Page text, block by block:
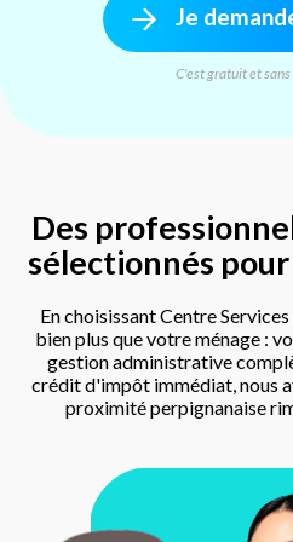
Je
C'est gratuit et
Des
sélectionnés
En choisissant Centre
bien plus que votre ménage :
gestion administrative
crédit d'impôt immédiat, nous
proximité perpignanaise